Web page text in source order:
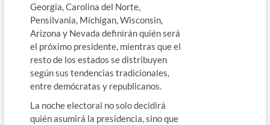
Georgia, Carolina del Norte,
Pensilvania, Míchigan, Wisconsin,
Arizona y Nevada definirán quién será
el próximo presidente, mientras que el
resto de los estados se distribuyen
según sus tendencias tradicionales,
entre demócratas y republicanos.
La noche electoral no solo decidirá
quién asumirá la presidencia, sino que